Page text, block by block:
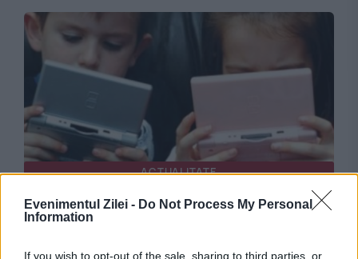
Evenimentul Zilei - Do Not Process My Personal
Information
If you wish to opt-out of the sale, sharing to third parties, or
ACTUALITATE
Meta este acuzată că nu ține cont de